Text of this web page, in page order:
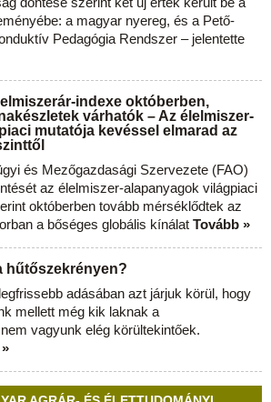
a magyar nyereg, és a Pető-
Pedagógia Rendszer – jelentette
indexe októberben,
várhatók – Az élelmiszer-
mutatója kevéssel elmarad az
és Mezőgazdasági Szervezete (FAO)
az élelmiszer-alapanyagok világpiaci
októberben tovább mérséklődtek az
a bőséges globális kínálat Tovább »
hűtőszekrényen?
adásában azt járjuk körül, hogy
mellett még kik laknak a
vagyunk elég körültekintőek.